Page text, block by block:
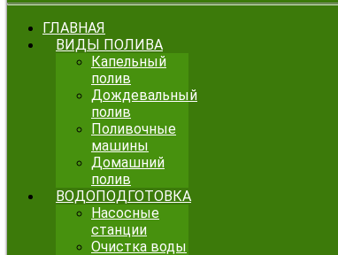
ГЛАВНАЯ
ВИДЫ ПОЛИВА
Капельный
полив
Дождевальный
полив
Поливочные
машины
Домашний
полив
ВОДОПОДГОТОВКА
Насосные
станции
Очистка воды